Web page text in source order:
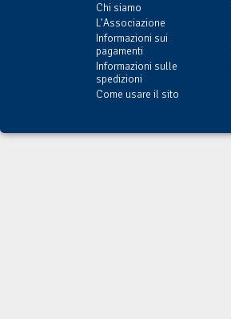
Chi siamo
L'Associazione
Informazioni sui
pagamenti
Informazioni sulle
spedizioni
Come usare il sito